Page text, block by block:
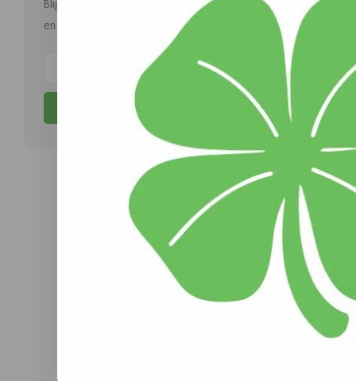
Blijf op de hoogte van onze aanbiedingen
en ontvang €5,- korting.
All
Pavo
voor